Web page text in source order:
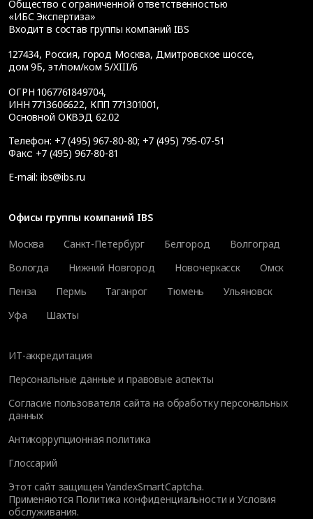
Общество с ограниченной ответственностью
«ИБС Экспертиза»
Входит в состав группы компаний IBS
127434, Россия, город Москва, Дмитровское шоссе,
дом 9Б, эт/пом/ком 5/XIII/6
ОГРН 1067761849704,
ИНН 7713606622, КПП 771301001,
Основной ОКВЭД 62.02
Телефон: +7 (495) 967-80-80; +7 (495) 795-07-51
Факс: +7 (495) 967-80-81
E-mail: ibs@ibs.ru
Офисы группы компаний IBS
Москва
Санкт-Петербург Белгород
Волгоград
Вологда
Нижний Новгород Новочеркасск
Омск
Пенза
Пермь Таганрог Тюмень
Ульяновск
Уфа
Шахты
ИТ-аккредитация
Персональные данные и правовые аспекты
Согласие пользователя сайта на обработку персональных
данных
Антикоррупционная политика
Глоссарий
Этот сайт защищен YandexSmartCaptcha.
Применяются Политика конфиденциальности иУсловия
обслуживания.